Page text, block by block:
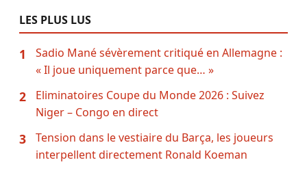
LES PLUS LUS
1
Sadio Mané sévèrement critiqué en Allemagne :
« Il joue uniquement parce que… »
2
Eliminatoires Coupe du Monde 2026 : Suivez
Niger – Congo en direct
3
Tension dans le vestiaire du Barça, les joueurs
interpellent directement Ronald Koeman